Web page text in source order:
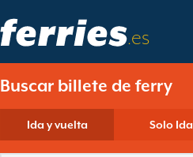
.es
Buscar billete de ferry
Ida y vuelta Solo Ida